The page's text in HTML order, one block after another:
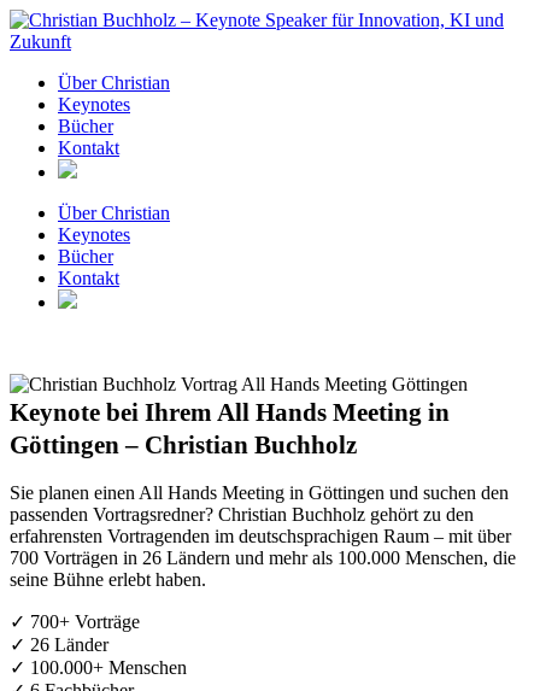
Zum
Inhalt
Über Christian
Keynotes
Bücher
Kontakt
Über Christian
Keynotes
Bücher
Kontakt
Keynote bei Ihrem All Hands Meeting in
Göttingen – Christian Buchholz
Sie planen einen All Hands Meeting in Göttingen und suchen den
passenden Vortragsredner? Christian Buchholz gehört zu den
erfahrensten Vortragenden im deutschsprachigen Raum – mit über
700 Vorträgen in 26 Ländern und mehr als 100.000 Menschen, die
seine Bühne erlebt haben.
✓ 700+ Vorträge
✓ 26 Länder
✓ 100.000+ Menschen